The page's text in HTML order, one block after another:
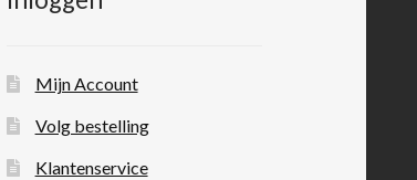
Mijn Account
Volg bestelling
Klantenservice